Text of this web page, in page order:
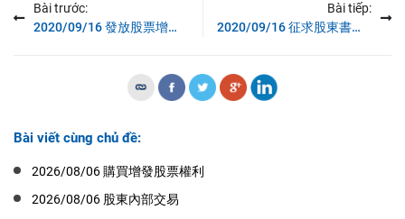
Bài trước:
2020/09/16 發放股票增長股資
Bài tiếp:
2020/09/16 征求股東書面意見
Bài viết cùng chủ đề:
2026/08/06 購買增發股票權利
2026/08/06 股東內部交易